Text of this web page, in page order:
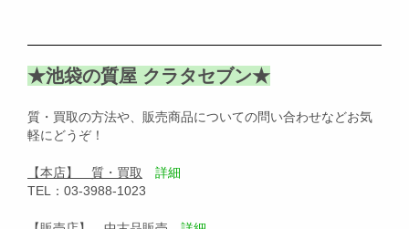
★池袋の質屋 クラタセブン★
質・買取の方法や、販売商品についての問い合わせなどお気
軽にどうぞ！
【本店】 質・買取
詳細
TEL：03-3988-1023